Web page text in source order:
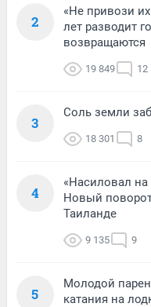
2
«Не привози
лет разводит
возвращаются
19 849 12
3
Соль земли
18 301 8
4
«Насиловал на
Новый
Таиланде
9 135 9
5
Молодой
катания на